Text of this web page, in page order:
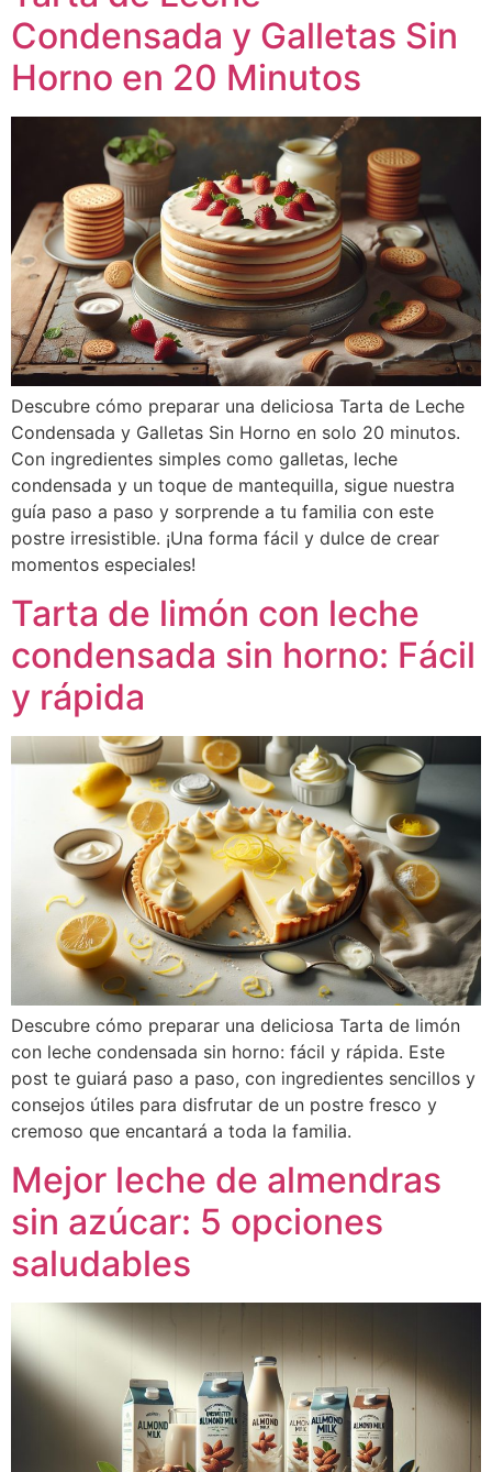
Condensada y Galletas Sin
Horno en 20 Minutos
Descubre cómo preparar una deliciosa Tarta de Leche
Condensada y Galletas Sin Horno en solo 20 minutos.
Con ingredientes simples como galletas, leche
condensada y un toque de mantequilla, sigue nuestra
guía paso a paso y sorprende a tu familia con este
postre irresistible. ¡Una forma fácil y dulce de crear
momentos especiales!
Tarta de limón con leche
condensada sin horno: Fácil
y rápida
Descubre cómo preparar una deliciosa Tarta de limón
con leche condensada sin horno: fácil y rápida. Este
post te guiará paso a paso, con ingredientes sencillos y
consejos útiles para disfrutar de un postre fresco y
cremoso que encantará a toda la familia.
Mejor leche de almendras
sin azúcar: 5 opciones
saludables